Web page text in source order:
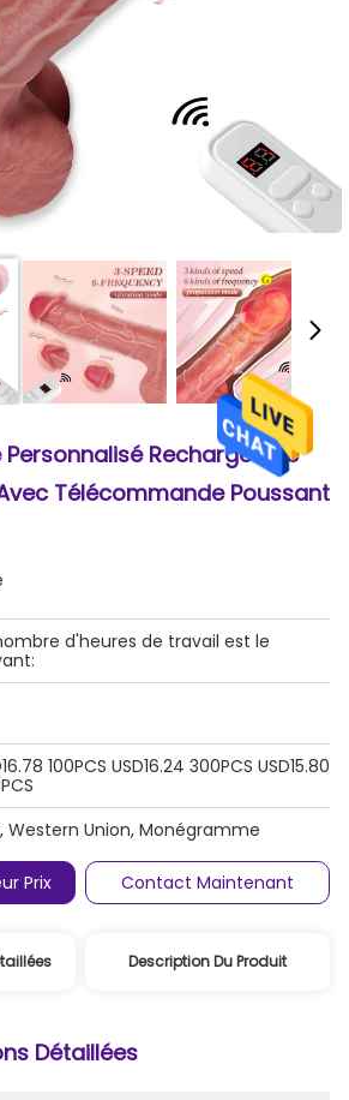
Personnalisé Rechargeable
Télécommande Poussant
d'heures de travail est le
USD16.24 300PCS USD15.80
Western Union, Monégramme
Prix Contact Maintenant
Description Du Produit
Détaillées